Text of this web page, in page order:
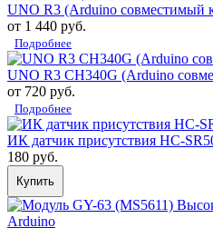
UNO R3 (Arduino совместимый
от 1 440 руб.
Подробнее
UNO R3 CH340G (Arduino
от 720 руб.
Подробнее
ИК датчик присутствия HC-
180 руб.
Купить